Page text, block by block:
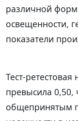
различной
освещенности,
показатели
Тест-ретестовая
превысила 0,50,
общепринятым